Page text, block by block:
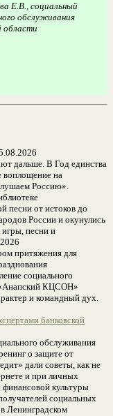
Е.В., социальный
обслуживания
области
дальше. В Год единства
воплощение на
Россию».
песни от истоков до
России и окунулись
песни и
притяжения для
социального
КЦСОН»
и командный дух.
банковской
обслуживания
о защите от
дали советы, как не
и при личных
культуры
социальных
Ленинградском